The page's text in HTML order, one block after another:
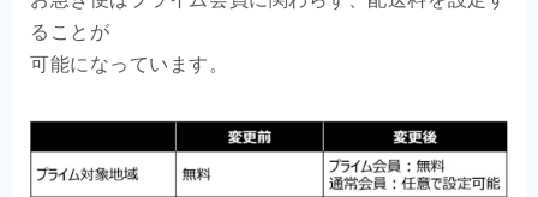
ることが
可能になっています。